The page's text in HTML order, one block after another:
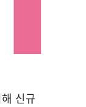
신규